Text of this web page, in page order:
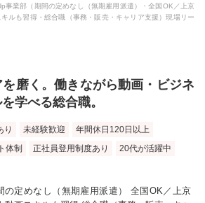
事業部（期間の定めなし（無期雇用派遣）・全国OK／上京
キルも習得・総合職（事務・販売・キャリア支援）現場リー
磨く。働きながら動画・ビジネ
学べる総合職。
り 未経験歓迎
年間休日120日以上
体制
正社員登用制度あり 20代が活躍中